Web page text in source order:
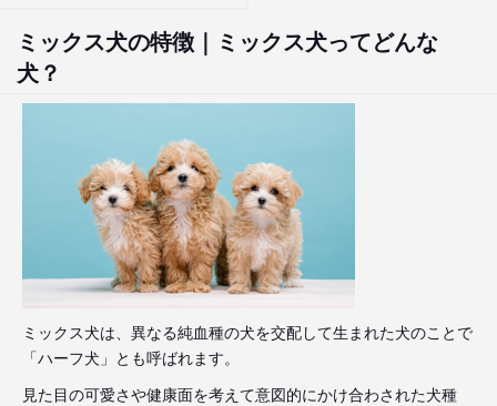
ミックス犬の特徴｜ミックス犬ってどんな
犬？
ミックス犬は、異なる純血種の犬を交配して生まれた犬のことで
「ハーフ犬」とも呼ばれます。
見た目の可愛さや健康面を考えて意図的にかけ合わされた犬種